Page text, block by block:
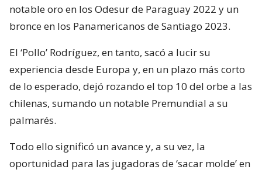
notable oro en los Odesur de Paraguay 2022 y un
bronce en los Panamericanos de Santiago 2023.
El ‘Pollo’ Rodríguez, en tanto, sacó a lucir su
experiencia desde Europa y, en un plazo más corto
de lo esperado, dejó rozando el top 10 del orbe a las
chilenas, sumando un notable Premundial a su
palmarés.
Todo ello significó un avance y, a su vez, la
oportunidad para las jugadoras de ‘sacar molde’ en